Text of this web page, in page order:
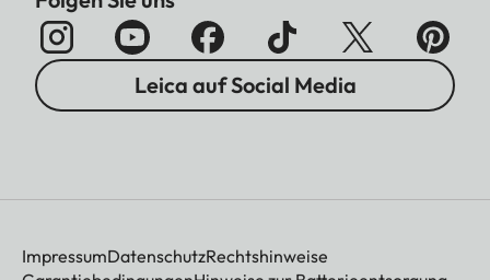
Leica auf Social Media
ImpressumDatenschutzRechtshinweise